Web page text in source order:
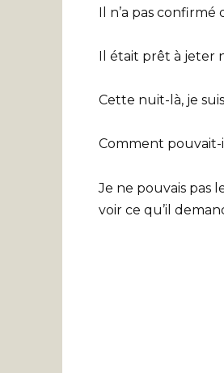
Il n’a pas confirmé
Il était prêt à jeter
Cette nuit-là, je
Comment pouvait-
Je ne pouvais pas
voir ce qu’il